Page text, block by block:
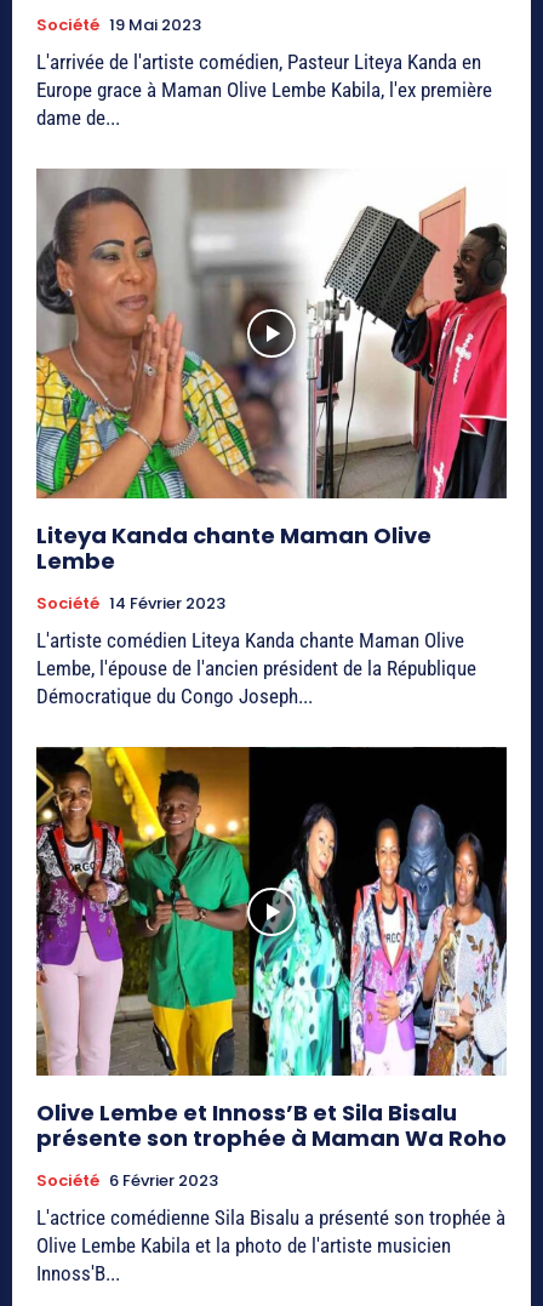
Société 19 Mai 2023
L'arrivée de l'artiste comédien, Pasteur Liteya Kanda en
Europe grace à Maman Olive Lembe Kabila, l'ex première
dame de...
Liteya Kanda chante Maman Olive
Lembe
Société 14 Février 2023
L'artiste comédien Liteya Kanda chante Maman Olive
Lembe, l'épouse de l'ancien président de la République
Démocratique du Congo Joseph...
Olive Lembe et Innoss’B et Sila Bisalu
présente son trophée à Maman Wa Roho
Société 6 Février 2023
L'actrice comédienne Sila Bisalu a présenté son trophée à
Olive Lembe Kabila et la photo de l'artiste musicien
Innoss'B...